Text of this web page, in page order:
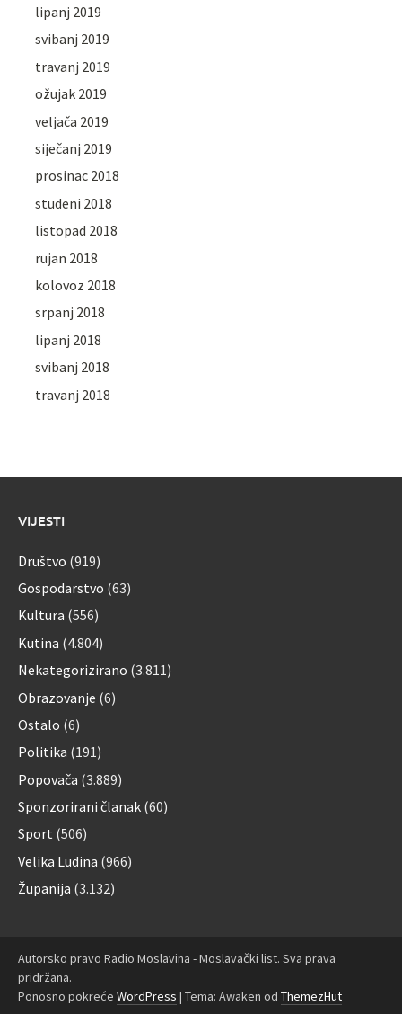
lipanj 2019
svibanj 2019
travanj 2019
ožujak 2019
veljača 2019
siječanj 2019
prosinac 2018
studeni 2018
listopad 2018
rujan 2018
kolovoz 2018
srpanj 2018
lipanj 2018
svibanj 2018
travanj 2018
VIJESTI
Društvo (919)
Gospodarstvo (63)
Kultura (556)
Kutina (4.804)
Nekategorizirano (3.811)
Obrazovanje (6)
Ostalo (6)
Politika (191)
Popovača (3.889)
Sponzorirani članak (60)
Sport (506)
Velika Ludina (966)
Županija (3.132)
Autorsko pravo Radio Moslavina - Moslavački list. Sva prava
pridržana.
Ponosno pokreće WordPress | Tema: Awaken od ThemezHut